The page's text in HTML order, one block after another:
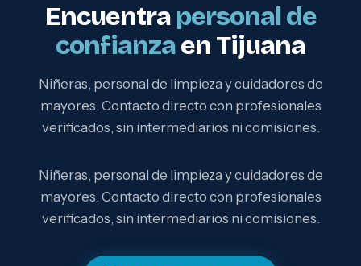
Encuentra personal de
confianzaen Tijuana
Niñeras, personal de limpieza y cuidadores de
mayores. Contacto directo con profesionales
verificados, sin intermediarios ni comisiones.
Niñeras, personal de limpieza y cuidadores de
mayores. Contacto directo con profesionales
verificados, sin intermediarios ni comisiones.